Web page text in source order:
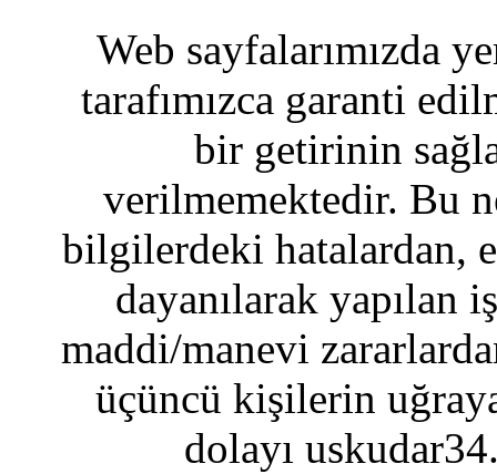
Web sayfalarımızda
tarafımızca garanti
bir getirinin
verilmemektedir. Bu
bilgilerdeki hatalardan,
dayanılarak yapılan
maddi/manevi
üçüncü kişilerin
dolayı